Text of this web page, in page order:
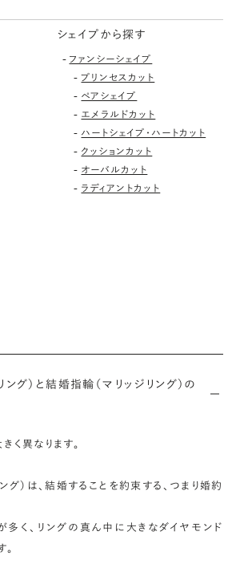
シェイプから探す
- ファンシーシェイプ
-プリンセスカット
- ペアシェイプ
- エメラルドカット
- ハートシェイプ・ハートカット
- クッションカット
- オーバルカット
- ラディアントカット
グ）と結婚指輪（マリッジリング）の
く異なります。
グ）は、結婚することを約束する、つまり婚約
く、リングの真ん中に大きなダイヤモンド